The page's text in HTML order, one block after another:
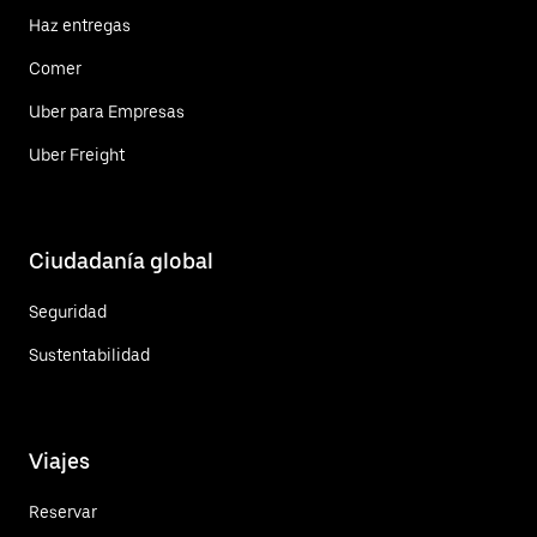
Haz entregas
Comer
Uber para Empresas
Uber Freight
Ciudadanía global
Seguridad
Sustentabilidad
Viajes
Reservar